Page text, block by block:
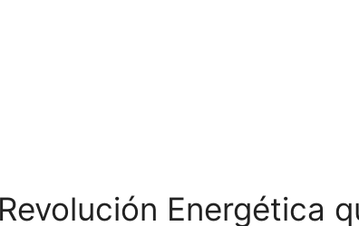
Energética